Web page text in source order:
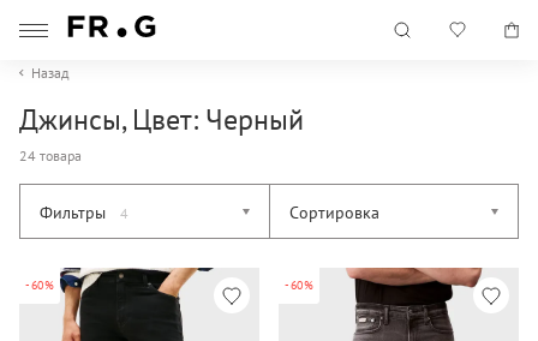
Назад
Джинсы, Цвет: Черный
24 товара
Фильтры 4 Сортировка
-60% -60%